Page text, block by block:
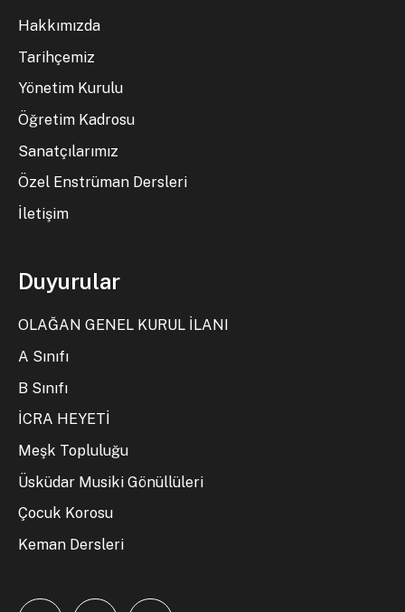
Hakkımızda
Tarihçemiz
Yönetim Kurulu
Öğretim Kadrosu
Sanatçılarımız
Özel Enstrüman Dersleri
İletişim
Duyurular
OLAĞAN GENEL KURUL İLANI
A Sınıfı
B Sınıfı
İCRA HEYETİ
Meşk Topluluğu
Üsküdar Musiki Gönüllüleri
Çocuk Korosu
Keman Dersleri